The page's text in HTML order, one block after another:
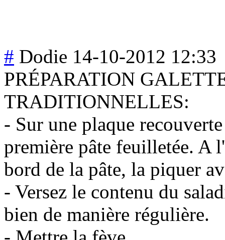
# Dodie 14-10-2012 12:33
PRÉPARATION
TRADITIONNELLES:
- Sur une plaque
première pâte feuilletée. A
bord de la pâte, la piquer
- Versez le contenu du
bien de manière régulière.